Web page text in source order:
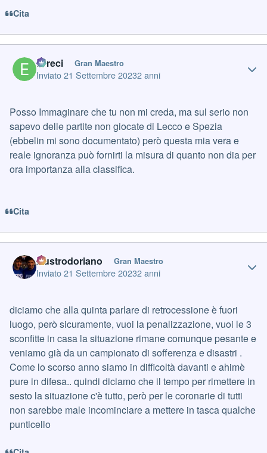
Cita
Erreci Gran Maestro
Inviato21 Settembre 20232 anni
Posso Immaginare che tu non mi creda, ma sul serio non
sapevo delle partite non giocate di Lecco e Spezia
(ebbelin mi sono documentato) però questa mia vera e
reale ignoranza può fornirti la misura di quanto non dia per
ora importanza alla classifica.
Cita
Austrodoriano Gran Maestro
Inviato21 Settembre 20232 anni
diciamo che alla quinta parlare di retrocessione è fuori
luogo, però sicuramente, vuoi la penalizzazione, vuoi le 3
sconfitte in casa la situazione rimane comunque pesante e
veniamo già da un campionato di sofferenza e disastri .
Come lo scorso anno siamo in difficoltà davanti e ahimè
pure in difesa.. quindi diciamo che il tempo per rimettere in
sesto la situazione c'è tutto, però per le coronarie di tutti
non sarebbe male incominciare a mettere in tasca qualche
punticello